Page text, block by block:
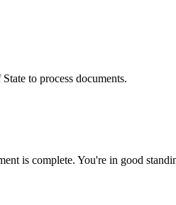
to process documents.
is complete. You're in good